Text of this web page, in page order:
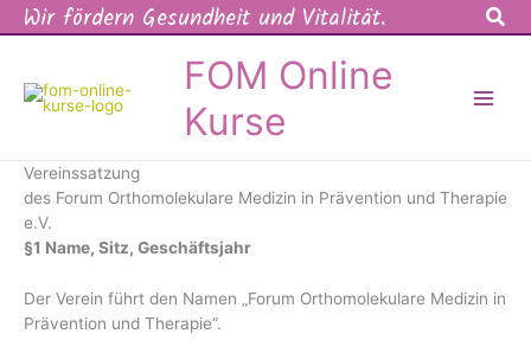
Zum
InhaltWir fördern Gesundheit und Vitalität.
FOM Online
Kurse
Vereinssatzung
des Forum Orthomolekulare Medizin in Prävention und Therapie
e.V.
§1 Name, Sitz, Geschäftsjahr
Der Verein führt den Namen „Forum Orthomolekulare Medizin in
Prävention und Therapie“.